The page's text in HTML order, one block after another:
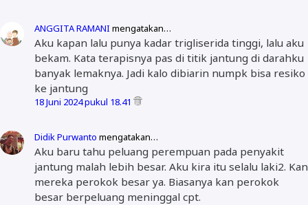
ANGGITA RAMANI mengatakan…
Aku kapan lalu punya kadar trigliserida tinggi, lalu aku
bekam. Kata terapisnya pas di titik jantung di darahku
banyak lemaknya. Jadi kalo dibiarin numpk bisa resiko
ke jantung
18 Juni 2024 pukul 18.41
Didik Purwanto mengatakan…
Aku baru tahu peluang perempuan pada penyakit
jantung malah lebih besar. Aku kira itu selalu laki2. Kan
mereka perokok besar ya. Biasanya kan perokok
besar berpeluang meninggal cpt.